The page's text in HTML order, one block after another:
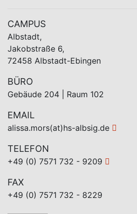
CAMPUS
Albstadt,
Jakobstraße 6,
72458 Albstadt-Ebingen
BÜRO
Gebäude 204 | Raum 102
EMAIL
alissa.mors(at)hs-albsig.de
TELEFON
+49 (0) 7571 732 - 9209
FAX
+49 (0) 7571 732 - 8229